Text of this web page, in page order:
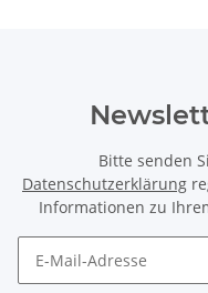
Bitte senden
Datenschutzerklärung
Informationen zu